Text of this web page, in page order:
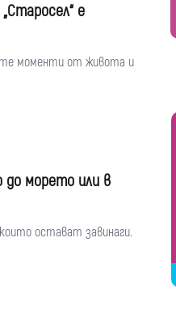
е
моменти от живота и
до морето или в
остават завинаги.